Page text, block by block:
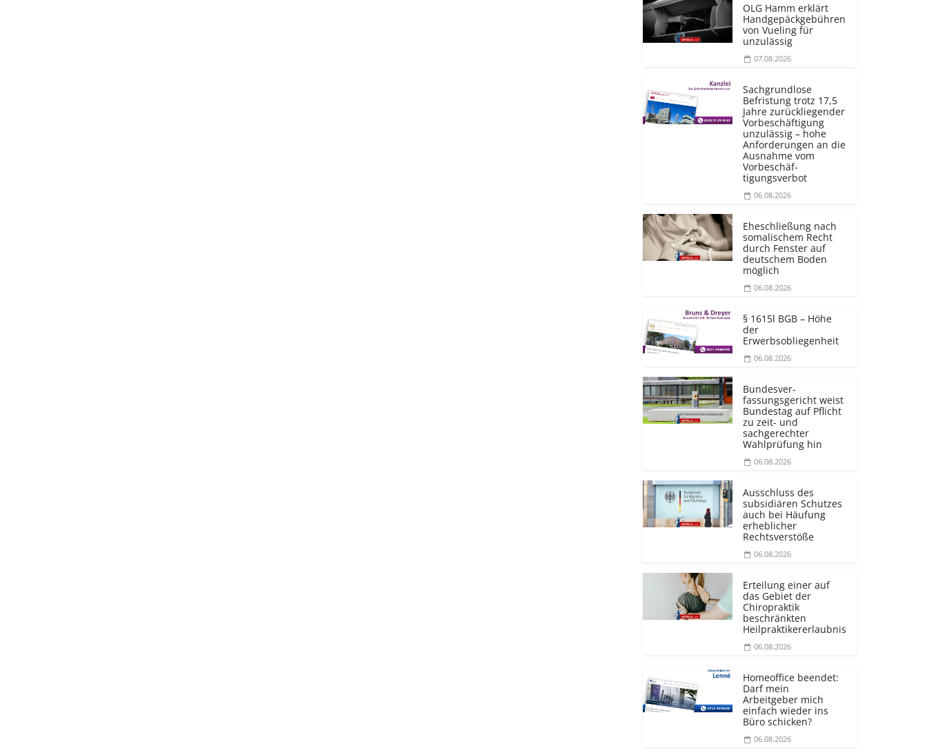
OLG Hamm erklärt
Handgepäckgebühren
von Vueling für
unzulässig
07.08.2026
Sachgrundlose
Befristung trotz 17,5
Jahre zurückliegender
Vorbeschäftigung
unzulässig – hohe
Anforderungen an die
Ausnahme vom
Vorbeschäf­
tigungsverbot
06.08.2026
Eheschließung nach
somalischem Recht
durch Fenster auf
deutschem Boden
möglich
06.08.2026
§ 1615l BGB – Höhe
der
Erwerbsobliegenheit
06.08.2026
Bundesver­
fassungsgericht weist
Bundestag auf Pflicht
zu zeit- und
sachgerechter
Wahlprüfung hin
06.08.2026
Ausschluss des
subsidiären Schutzes
auch bei Häufung
erheblicher
Rechtsverstöße
06.08.2026
Erteilung einer auf
das Gebiet der
Chiropraktik
beschränkten
Heilprakti­kererlaubnis
06.08.2026
Homeoffice beendet:
Darf mein
Arbeitgeber mich
einfach wieder ins
Büro schicken?
06.08.2026